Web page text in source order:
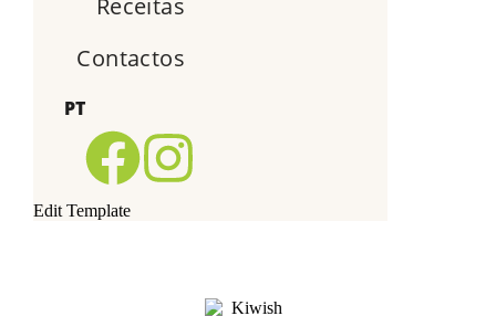
Receitas
Contactos
PT
Edit Template